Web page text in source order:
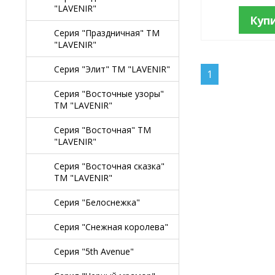
"LAVENIR"
Серия "Праздничная" TM
"LAVENIR"
Серия "Элит" TM "LAVENIR"
Серия "Восточные узоры"
TM "LAVENIR"
Серия "Восточная" TM
"LAVENIR"
Серия "Восточная сказка"
TM "LAVENIR"
Серия "Белоснежка"
Серия "Снежная королева"
Серия "5th Avenue"
1